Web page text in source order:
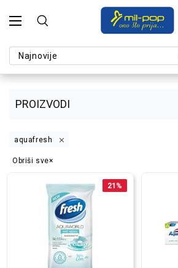
PROIZVODI
aquafresh
Obriši sve
21 %